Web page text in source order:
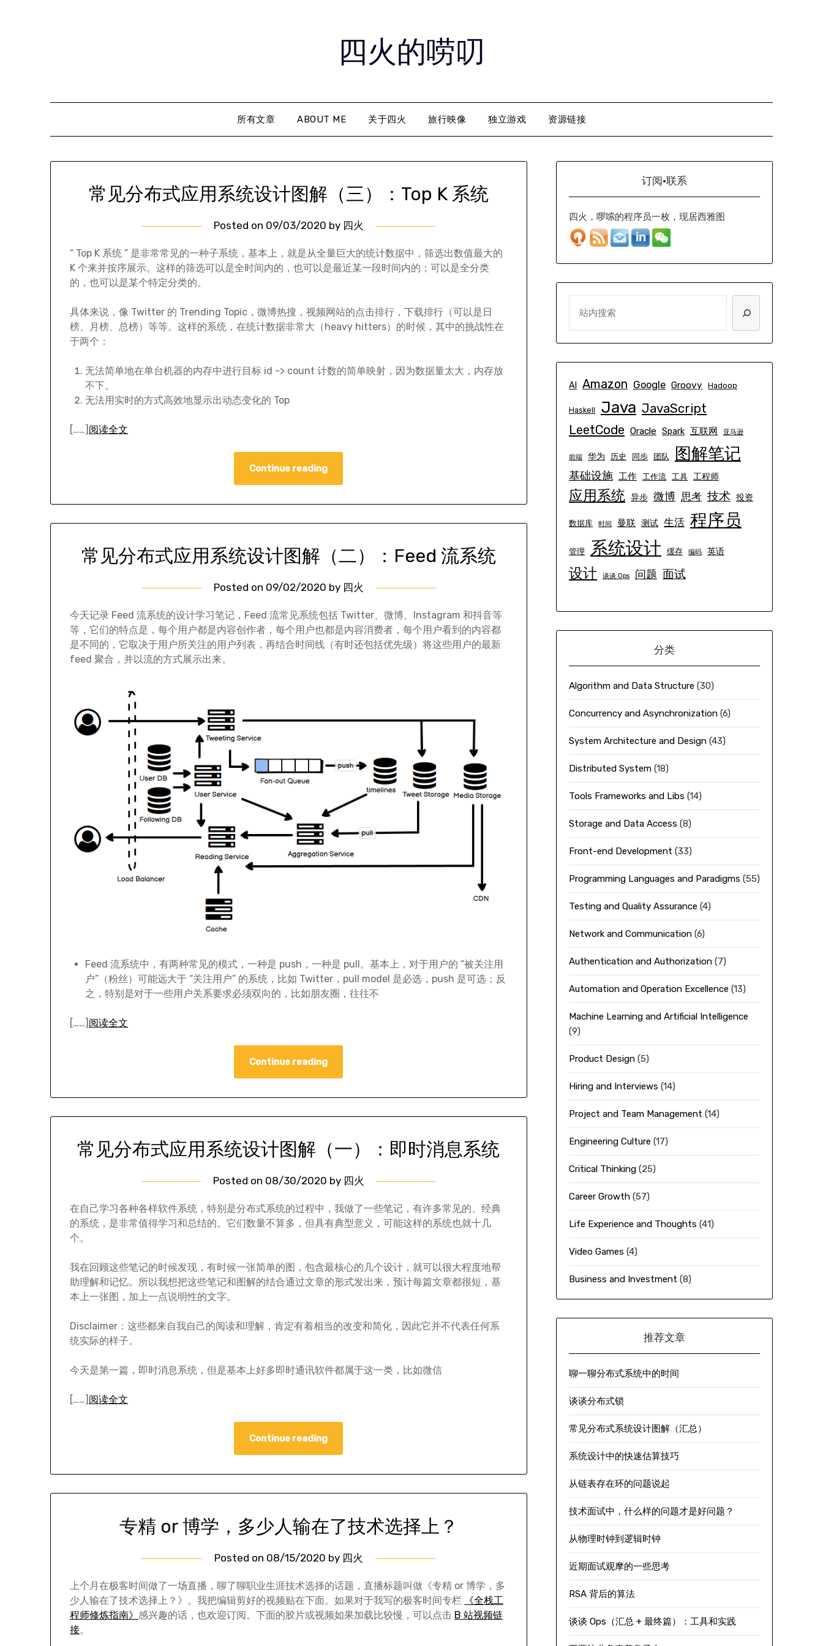
四火的唠叨
所有文章 ABOUT ME 关于四火 旅行映像 独立游戏 资源链接
常见分布式应用系统设计图解（三）：Top K 系统
Posted on 09/03/2020 by 四火
“ Top K 系统 ” 是非常常见的一种子系统，基本上，就是从全量巨大的统计数据中，筛选出数值最大的
K 个来并按序展示。这样的筛选可以是全时间内的，也可以是最近某一段时间内的；可以是全分类
的，也可以是某个特定分类的。
具体来说，像 Twitter 的 Trending Topic，微博热搜，视频网站的点击排行，下载排行（可以是日
榜、月榜、总榜）等等。这样的系统，在统计数据非常大（heavy hitters）的时候，其中的挑战性在
于两个：
无法简单地在单台机器的内存中进行目标 id -> count 计数的简单映射，因为数据量太大，内存放
不下。
无法用实时的方式高效地显示出动态变化的 Top
[……] 阅读全文
Continue reading
常见分布式应用系统设计图解（二）：Feed 流系统
Posted on 09/02/2020 by 四火
今天记录 Feed 流系统的设计学习笔记，Feed 流常见系统包括 Twitter、微博、Instagram 和抖音等
等，它们的特点是，每个用户都是内容创作者，每个用户也都是内容消费者，每个用户看到的内容都
是不同的，它取决于用户所关注的用户列表，再结合时间线（有时还包括优先级）将这些用户的最新
feed 聚合，并以流的方式展示出来。
Feed 流系统中，有两种常见的模式，一种是 push，一种是 pull。基本上，对于用户的 “被关注用
户”（粉丝）可能远大于 “关注用户” 的系统，比如 Twitter，pull model 是必选，push 是可选；反
之，特别是对于一些用户关系要求必须双向的，比如朋友圈，往往不
[……] 阅读全文
Continue reading
常见分布式应用系统设计图解（一）：即时消息系统
Posted on 08/30/2020 by 四火
在自己学习各种各样软件系统，特别是分布式系统的过程中，我做了一些笔记，有许多常见的、经典
的系统，是非常值得学习和总结的。它们数量不算多，但具有典型意义，可能这样的系统也就十几
个。
我在回顾这些笔记的时候发现，有时候一张简单的图，包含最核心的几个设计，就可以很大程度地帮
助理解和记忆。所以我想把这些笔记和图解的结合通过文章的形式发出来，预计每篇文章都很短，基
本上一张图，加上一点说明性的文字。
Disclaimer：这些都来自我自己的阅读和理解，肯定有着相当的改变和简化，因此它并不代表任何系
统实际的样子。
今天是第一篇，即时消息系统，但是基本上好多即时通讯软件都属于这一类，比如微信
[……] 阅读全文
Continue reading
专精 or 博学，多少人输在了技术选择上？
Posted on 08/15/2020 by 四火
上个月在极客时间做了一场直播，聊了聊职业生涯技术选择的话题，直播标题叫做《专精 or 博学，多
少人输在了技术选择上？》。我把编辑剪好的视频贴在下面。如果对于我写的极客时间专栏
《全栈工
程师修炼指南》 感兴趣的话，也欢迎订阅。下面的胶片或视频如果加载比较慢，可以点击 B 站视频链
接。
订阅·联系
四火，啰嗦的程序员一枚，现居西雅图
AI Amazon Google Groovy Hadoop
Haskell Java JavaScript
LeetCode Oracle Spark 互联网 亚马逊
前端 华为 历史 同步 团队 图解笔记
基础设施 工作 工作流 工具 工程师
应用系统 异步 微博 思考 技术 投资
数据库 时间 曼联 测试 生活 程序员
管理 系统设计 缓存 编码 英语
设计 谈谈 Ops 问题 面试
分类
Algorithm and Data Structure (30)
Concurrency and Asynchronization(6)
System Architecture and Design(43)
Distributed System(18)
Tools Frameworks and Libs (14)
Storage and Data Access (8)
Front-end Development (33)
Programming Languages and Paradigms (55)
Testing and Quality Assurance (4)
Network and Communication(6)
Authentication and Authorization(7)
Automation and Operation Excellence (13)
Machine Learning and Artificial Intelligence
(9)
Product Design(5)
Hiring and Interviews (14)
Project and Team Management (14)
Engineering Culture (17)
Critical Thinking(25)
Career Growth(57)
Life Experience and Thoughts (41)
Video Games (4)
Business and Investment (8)
推荐文章
聊一聊分布式系统中的时间
谈谈分布式锁
常见分布式系统设计图解（汇总）
系统设计中的快速估算技巧
从链表存在环的问题说起
技术面试中，什么样的问题才是好问题？
从物理时钟到逻辑时钟
近期面试观摩的一些思考
RSA 背后的算法
谈谈 Ops（汇总 + 最终篇）：工具和实践